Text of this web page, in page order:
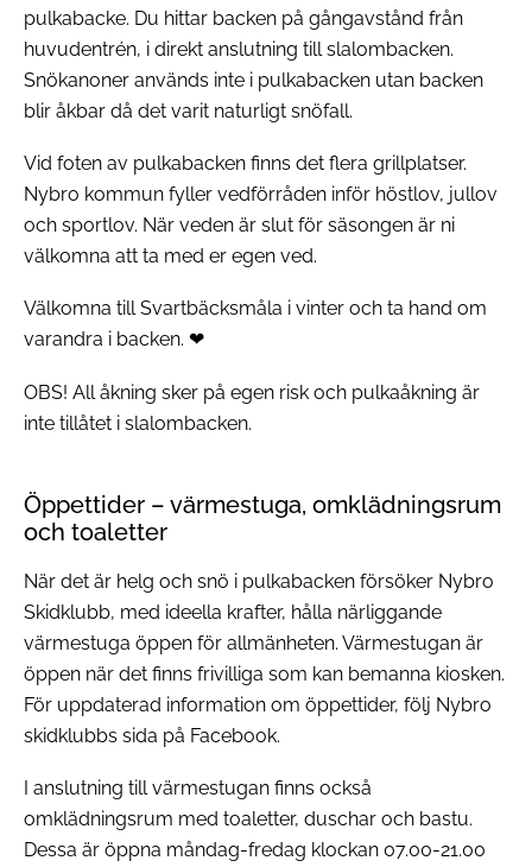
pulkabacke. Du hittar backen på gångavstånd från
huvudentrén, i direkt anslutning till slalombacken.
Snökanoner används inte i pulkabacken utan backen
blir åkbar då det varit naturligt snöfall.
Vid foten av pulkabacken finns det flera grillplatser.
Nybro kommun fyller vedförråden inför höstlov, jullov
och sportlov. När veden är slut för säsongen är ni
välkomna att ta med er egen ved.
Välkomna till Svartbäcksmåla i vinter och ta hand om
varandra i backen. ❤
OBS! All åkning sker på egen risk och pulkaåkning är
inte tillåtet i slalombacken.
Öppettider – värmestuga, omklädningsrum
och toaletter
När det är helg och snö i pulkabacken försöker Nybro
Skidklubb, med ideella krafter, hålla närliggande
värmestuga öppen för allmänheten. Värmestugan är
öppen när det finns frivilliga som kan bemanna kiosken.
För uppdaterad information om öppettider, följ Nybro
skidklubbs sida på Facebook.
I anslutning till värmestugan finns också
omklädningsrum med toaletter, duschar och bastu.
Dessa är öppna måndag-fredag klockan 07.00-21.00